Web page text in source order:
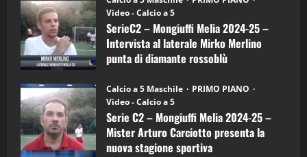
–
Intervista
a
mister
Arturo
Carciotto
(Mongiuffi
Video - Calcio a 5
SerieC2 – Mongiuffi Melia 2024-25 –
Intervista al laterale Mirko Merlino
punta di diamante rossoblù
Calcio a 5 Maschile
PRIMO PIANO
Video - Calcio a 5
Serie C2 – Mongiuffi Melia 2024-25 –
Mister Arturo Carciotto presenta la
nuova stagione sportiva
5
(Martedi 07 Aprile 2026)
08/04/2026
1
“SportEmpire” in Podcast: 30^ Puntata
(Martedi 05 Maggio 2026)
08/05/2026